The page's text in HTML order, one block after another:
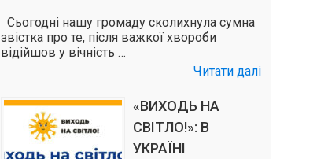
Сьогодні нашу громаду сколихнула сумна
звістка про те, після важкої хвороби
відійшов у вічність …
Читати далі
«ВИХОДЬ НА
СВІТЛО!»: В
УКРАЇНІ